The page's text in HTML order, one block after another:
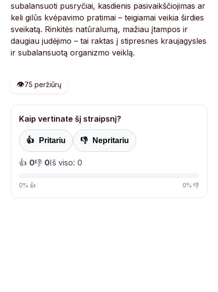
subalansuoti pusryčiai, kasdienis pasivaikščiojimas ar
keli gilūs kvėpavimo pratimai – teigiamai veikia širdies
sveikatą. Rinkitės natūralumą, mažiau įtampos ir
daugiau judėjimo – tai raktas į stipresnes kraujagysles
ir subalansuotą organizmo veiklą.
👁️75 peržiūrų
Kaip vertinate šį straipsnį?
👍 Pritariu 👎 Nepritariu
👍 0👎 0Iš viso: 0
0% 👍 0% 👎